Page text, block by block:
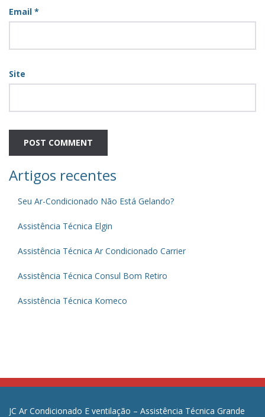
Email *
Site
Artigos recentes
Seu Ar-Condicionado Não Está Gelando?
Assistência Técnica Elgin
Assistência Técnica Ar Condicionado Carrier
Assistência Técnica Consul Bom Retiro
Assistência Técnica Komeco
JC Ar Condicionado E ventilação – Assistência Técnica Grande